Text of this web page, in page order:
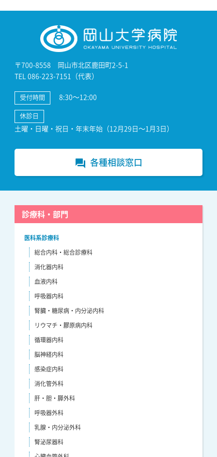
〒700-8558 岡山市北区鹿田町2-5-1
TEL 086-223-7151（代表）
受付時間 8:30～12:00
休診日
土曜・日曜・祝日・年末年始（12月29日～1月3日）
forum 各種相談窓口
診療科・部門
医科系診療科
総合内科・総合診療科
消化器内科
血液内科
呼吸器内科
腎臓・糖尿病・内分泌内科
リウマチ・膠原病内科
循環器内科
脳神経内科
感染症内科
消化管外科
肝・胆・膵外科
呼吸器外科
乳腺・内分泌外科
腎泌尿器科